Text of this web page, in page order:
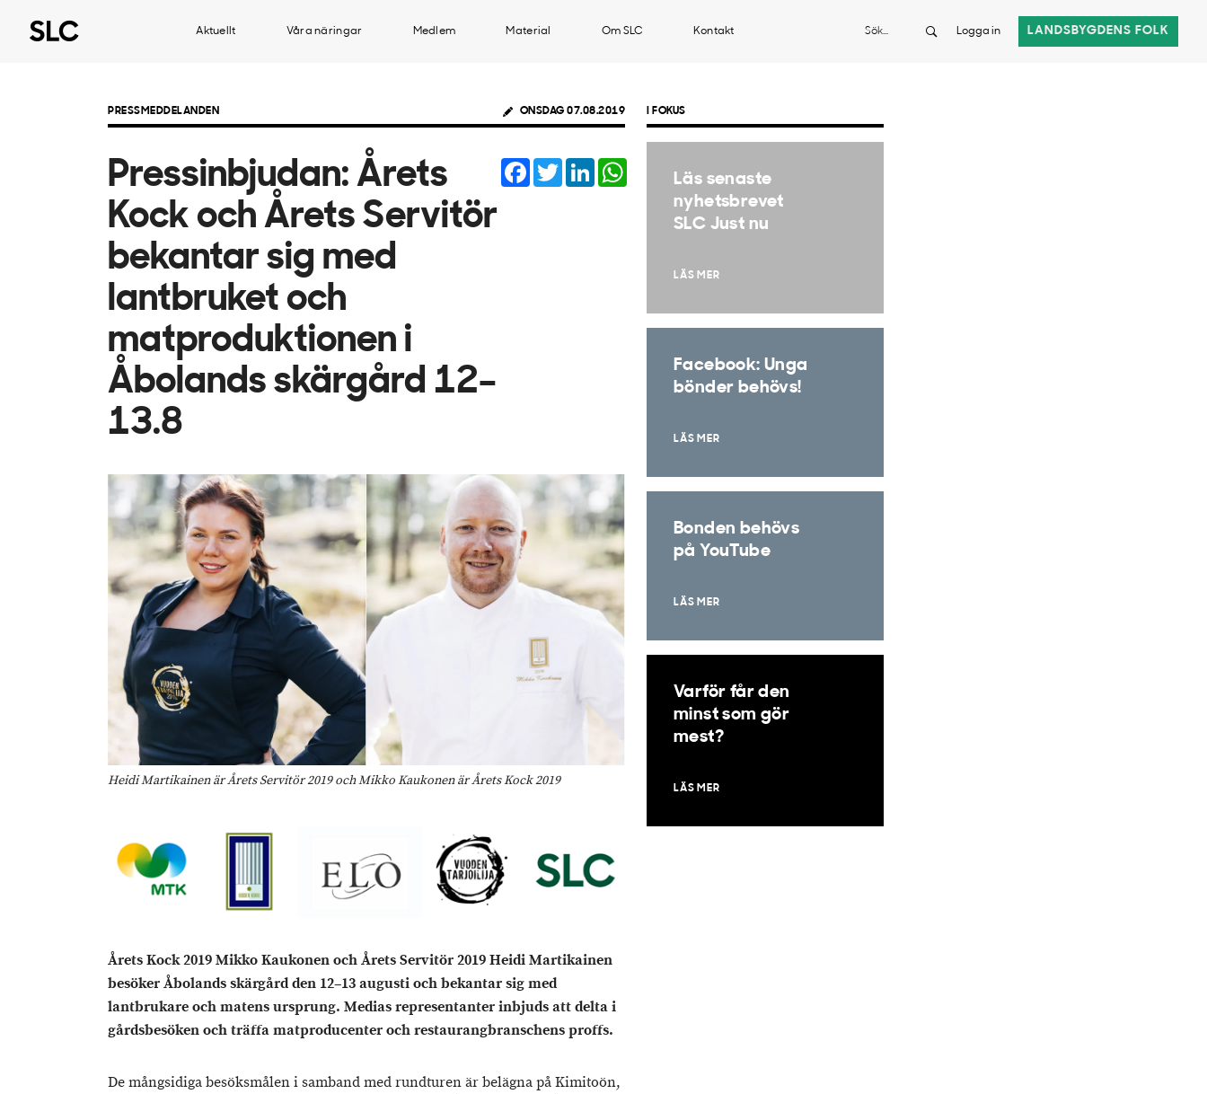
Aktuellt Våra näringar Medlem Material Om SLC Kontakt Sök Logga in LANDSBYGDENS FOLK
PRESSMEDDELANDEN ONSDAG 07.08.2019
Pressinbjudan: Årets
Kock och Årets Servitör
bekantar sig med
lantbruket och
matproduktionen i
Åbolands skärgård 12–
13.8
Facebook
TwitterLinkedIn
Heidi Martikainen är Årets Servitör 2019 och Mikko Kaukonen är Årets Kock 2019
Årets Kock 2019 Mikko Kaukonen och Årets Servitör 2019 Heidi Martikainen
besöker Åbolands skärgård den 12–13 augusti och bekantar sig med
lantbrukare och matens ursprung. Medias representanter inbjuds att delta i
gårdsbesöken och träffa matproducenter och restaurangbranschens proffs.
De mångsidiga besöksmålen i samband med rundturen är belägna på Kimitoön,
I FOKUS
Läs senaste
nyhetsbrevet
SLC Just nu
LÄS MER
Facebook: Unga
bönder behövs!
LÄS MER
Bonden behövs
på YouTube
LÄS MER
Varför får den
minst som gör
mest?
LÄS MER